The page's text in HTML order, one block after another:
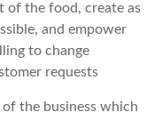
of the food, create as
and empower
to change
requests
the business which